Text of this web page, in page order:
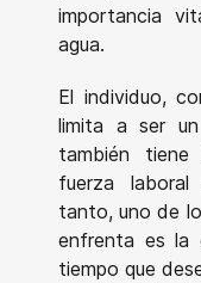
importancia
agua.
El individuo,
limita a ser un
también
fuerza
tanto, uno de
enfrenta es la
tiempo que